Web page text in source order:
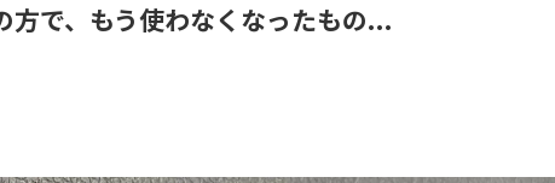
で、もう使わなくなったもの...